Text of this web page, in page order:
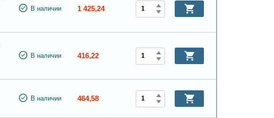
В наличии 1 425,24
В наличии 416,22
В наличии 464,58